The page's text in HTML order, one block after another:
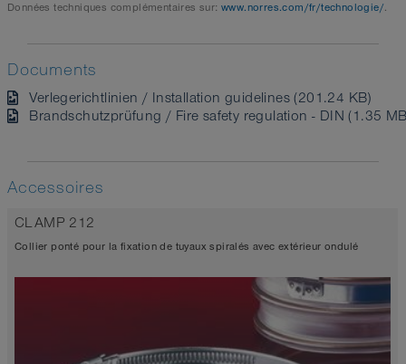
Données techniques complémentaires sur: www.norres.com/fr/technologie/.
Documents
Verlegerichtlinien / Installation guidelines (201.24 KB)
Brandschutzprüfung / Fire safety regulation - DIN (1.35
Accessoires
CLAMP 212
Collier ponté pour la fixation de tuyaux spiralés avec extérieur ondulé